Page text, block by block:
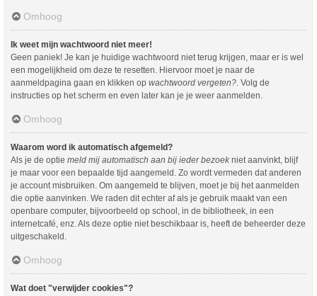
Omhoog
Ik weet mijn wachtwoord niet meer!
Geen paniek! Je kan je huidige wachtwoord niet terug krijgen, maar er is wel
een mogelijkheid om deze te resetten. Hiervoor moet je naar de
aanmeldpagina gaan en klikken op wachtwoord vergeten? . Volg de
instructies op het scherm en even later kan je je weer aanmelden.
Omhoog
Waarom word ik automatisch afgemeld?
Als je de optie meld mij automatisch aan bij ieder bezoek niet aanvinkt, blijf
je maar voor een bepaalde tijd aangemeld. Zo wordt vermeden dat anderen
je account misbruiken. Om aangemeld te blijven, moet je bij het aanmelden
die optie aanvinken. We raden dit echter af als je gebruik maakt van een
openbare computer, bijvoorbeeld op school, in de bibliotheek, in een
internetcafé, enz. Als deze optie niet beschikbaar is, heeft de beheerder deze
uitgeschakeld.
Omhoog
Wat doet "verwijder cookies"?